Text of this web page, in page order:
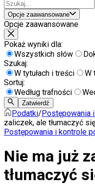
Opcje zaawansowane
Opcje zaawansowane
Pokaż wyniki dla:
Wszystkich słów
Szukaj:
W tytułach i treści
W
Sortuj:
Według trafności
Zatwierdź
Podatki/Postępowania
zaliczek, ale tłumaczyć
Postępowania i kontrole
Nie ma już
tłumaczyć